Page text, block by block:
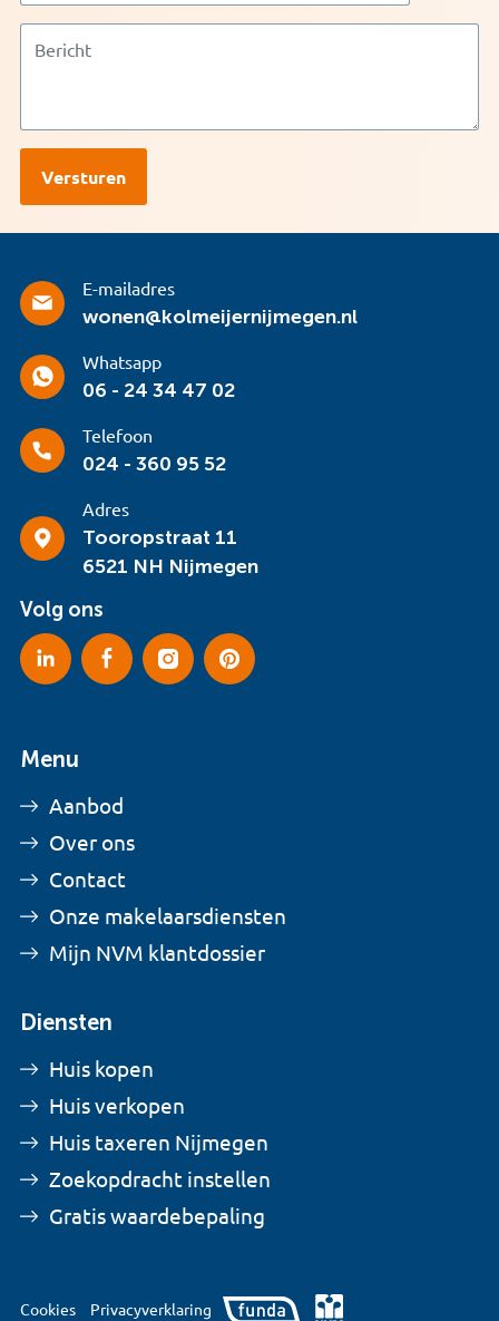
E-mailadres
wonen@kolmeijernijmegen.nl
Whatsapp
06 - 24 34 47 02
Telefoon
024 - 360 95 52
Adres
Tooropstraat 11
6521 NH Nijmegen
Volg ons
Menu
Aanbod
Over ons
Contact
Onze makelaarsdiensten
Mijn NVM klantdossier
Diensten
Huis kopen
Huis verkopen
Huis taxeren Nijmegen
Zoekopdracht instellen
Gratis waardebepaling
Cookies Privacyverklaring